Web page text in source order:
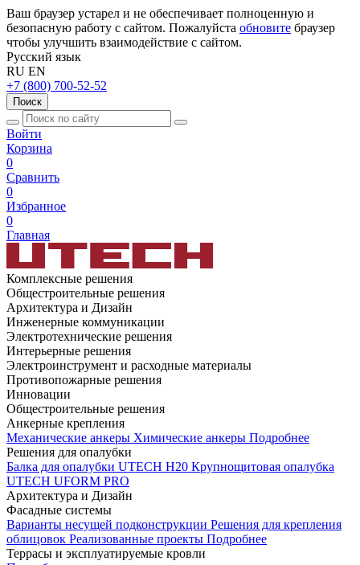
Ваш браузер устарел и не обеспечивает полноценную и
безопасную работу с сайтом. Пожалуйста обновите браузер
чтобы улучшить взаимодействие с сайтом.
Русский язык
RU EN
+7 (800) 700-52-52
Поиск
Войти
Корзина
0
Сравнить
0
Избранное
0
Главная
Комплексные решения
Общестроительные решения
Архитектура и Дизайн
Инженерные коммуникации
Электротехнические решения
Интерьерные решения
Электроинструмент и расходные материалы
Противопожарные решения
Инновации
Общестроительные решения
Анкерные крепления
Механические анкеры Химические анкеры Подробнее
Решения для опалубки
Балка для опалубки UTECH H20 Крупнощитовая опалубка
UTECH UFORM PRO
Архитектура и Дизайн
Фасадные системы
Варианты несущей подконструкции Решения для крепления
облицовок Реализованные проекты Подробнее
Террасы и эксплуатируемые кровли